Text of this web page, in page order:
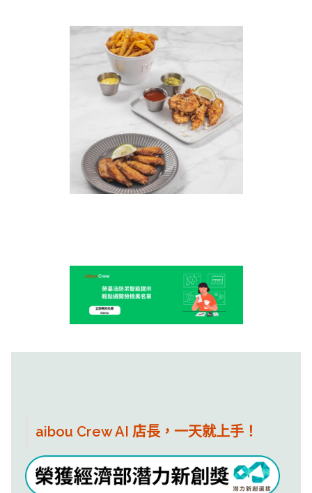
aibou Crew AI 店長，一天就上手！
班表薪水系統算，員工自然服氣
利潤藏在您看不見的 人事浪費